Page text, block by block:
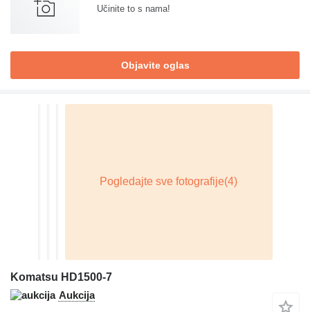
Učinite to s nama!
Objavite oglas
Komatsu HD1500-7
Aukcija